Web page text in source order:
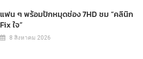
แฟน ๆ พร้อมปักหมุดช่อง 7HD ชม “คลินิก
Fix ใจ”
8 สิงหาคม 2026